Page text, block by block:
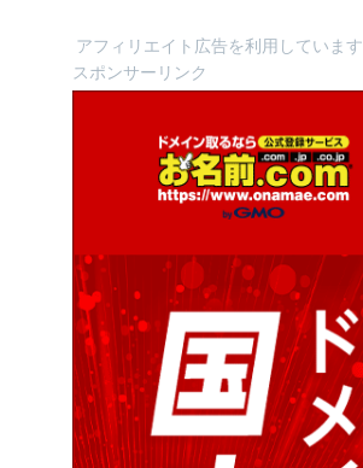
アフィリエイト広告を利用しています
スポンサーリンク